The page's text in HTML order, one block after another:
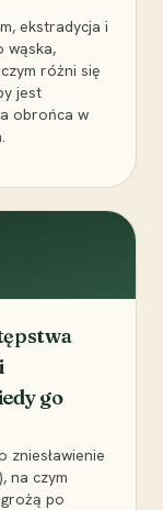
ekstradycja i
wąska,
różni się
jest
obrońca w
go
zniesławienie
na czym
po